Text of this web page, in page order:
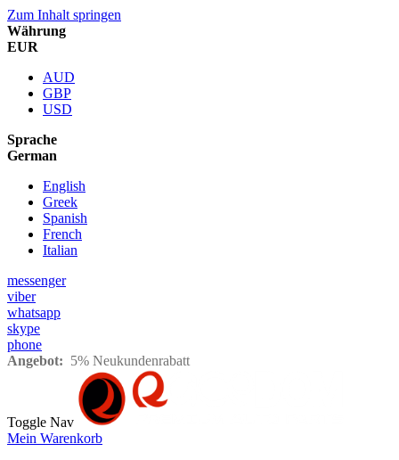
Zum Inhalt springen
Währung
EUR
AUD
GBP
USD
Sprache
German
English
Greek
Spanish
French
Italian
messenger
viber
whatsapp
skype
phone
Angebot: 5% Neukundenrabatt
Toggle Nav
Mein Warenkorb